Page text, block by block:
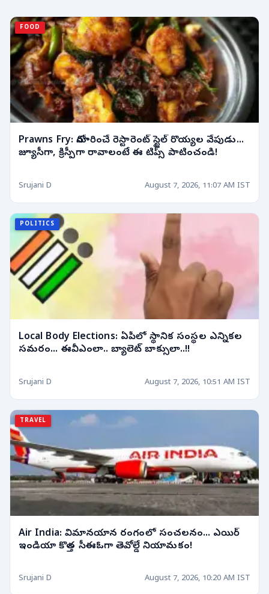
FOOD
Prawns Fry: నోరూరించే రెస్టారెంట్ స్టైల్ రొయ్యల వేపుడు...
జ్యూసీగా, క్రిస్పీగా రావాలంటే ఈ టిప్స్ పాటించండి!
Srujani D August 7, 2026, 11:07 AM IST
POLITICS
Local Body Elections: ఏపీలో స్థానిక సంస్థల ఎన్నికల
సమరం... ఈవీఎంలా.. బ్యాలెట్ బాక్సులా..!!
Srujani D August 7, 2026, 10:51 AM IST
TRAVEL
Air India: విమానయాన రంగంలో సంచలనం... ఎయిర్
ఇండియా కొత్త సీఈఓగా తెవోల్డే నియామకం!
Srujani D August 7, 2026, 10:20 AM IST